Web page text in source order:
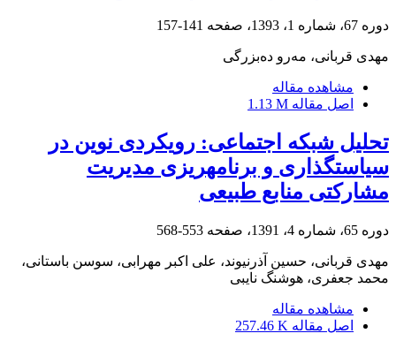
دوره 67، شماره 1، 1393، صفحه 141-157
مهدی قربانی، مه‌رو ده‌بزرگی
مشاهده مقاله
اصل مقاله 1.13 M
تحلیل شبکه اجتماعی: رویکردی نوین در
سیاست‏گذاری و برنامه‏ریزی مدیریت
مشارکتی منابع طبیعی
دوره 65، شماره 4، 1391، صفحه 553-568
مهدی قربانی، حسین آذرنیوند، علی اکبر مهرابی، سوسن باستانی،
محمد جعفری، هوشنگ نایبی
مشاهده مقاله
اصل مقاله 257.46 K